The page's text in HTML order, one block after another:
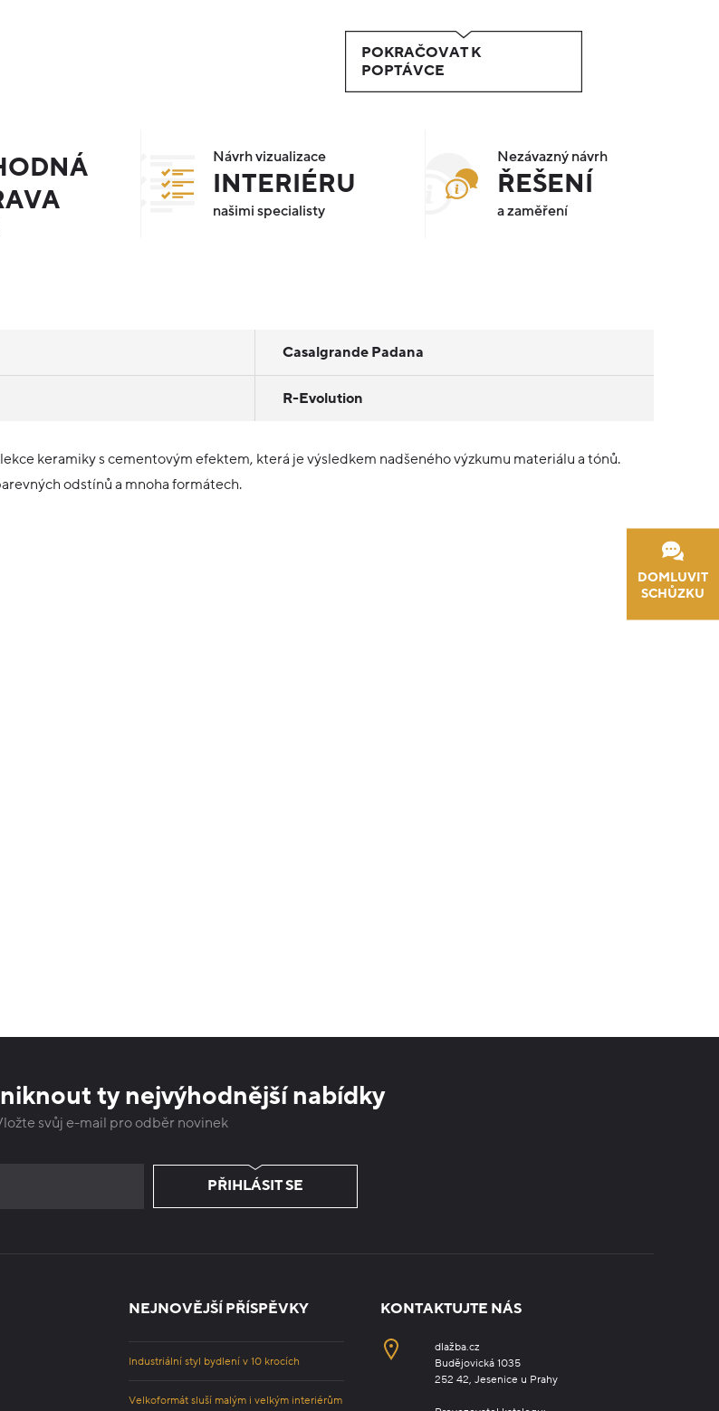
DOMLUVIT
SCHŮZKU
POKRAČOVAT K
POPTÁVCE
Návrh vizualizace
INTERIÉRU
našimi specialisty
Nezávazný návrh
ŘEŠENÍ
a zaměření
Casalgrande Padana
R-Evolution
keramiky s cementovým efektem, která je výsledkem nadšeného výzkumu materiálu a tónů.
odstínů a mnoha formátech.
ty nejvýhodnější nabídky
svůj e-mail pro odběr novinek
PŘIHLÁSIT SE
NEJNOVĚJŠÍ PŘÍSPĚVKY
Industriální styl bydlení v 10 krocích
Velkoformát sluší malým i velkým interiérům
KONTAKTUJTE NÁS
dlažba.cz
Budějovická 1035
252 42, Jesenice u Prahy